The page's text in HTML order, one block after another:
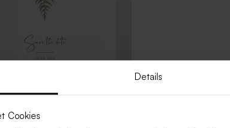
Details
Cookies